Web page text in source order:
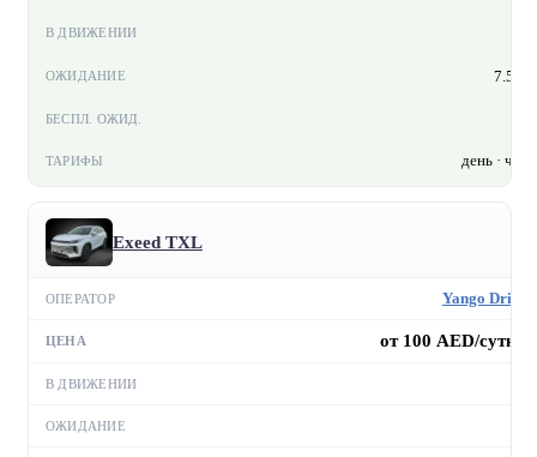
7.5 ₽
день · час
Exeed TXL
Yango Drive
от 100 AED/сутки